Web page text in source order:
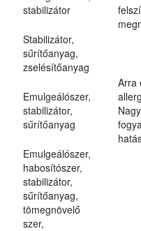
stabilizátor
Stabilizátor,
sűrítőanyag,
zselésítőanyag
Emulgeálószer,
stabilizátor,
sűrítőanyag
Arra
Emulgeálószer,
habosítószer,
stabilizátor,
sűrítőanyag,
tömegnövelő
szer,